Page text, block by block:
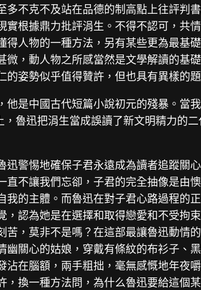
不克不及站在品德的制高點上往評判
根據鼎力批評涓生。不得不認可，共
人物的一種方法，另有某些更為最基
，動人物之所感當然是文學解讀的基
姿勢似乎值得贊許，但也具有異樣的題
是中國古代短篇小說初元的殘暴。當
魯迅把涓生當成誤讀了新文明精力的
警惕地確保子君永遠成為讀者追蹤關
不讓我們忘卻，子君的完全抽像是由
的主體。而魯迅在對子君心路過程的
認為她是在選擇和取得戀愛和不受拘
，莫非不是嗎？在這部最讓魯迅動情
關心的姑娘，穿戴有條紋的布衫子、
在腦額，兩手粗拙，毫無感慨地年夜
換一種方法問，為什么魯迅要給這個